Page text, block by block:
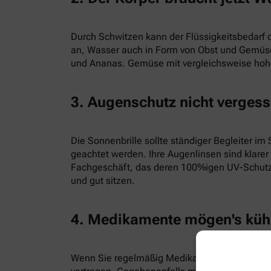
Durch Schwitzen kann der
an, Wasser auch in Form von Obst und
und Ananas. Gemüse mit vergleichsweise
3. Augenschutz nicht
Die Sonnenbrille sollte ständiger Begleiter im
geachtet werden. Ihre Augenlinsen sind
Fachgeschäft, das deren 100%igen UV-
und gut sitzen.
4. Medikamente mögen's kühl
Wenn Sie regelmäßig Medikamente nehmen